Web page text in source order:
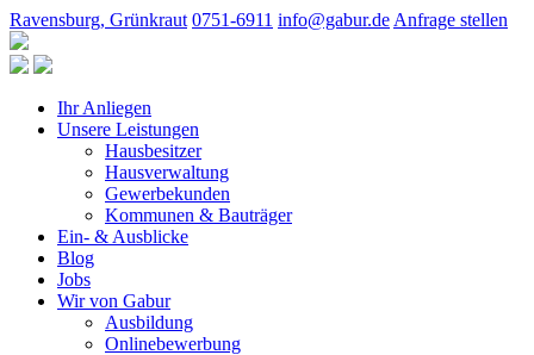
Ravensburg, Grünkraut 0751-6911 info@gabur.de Anfrage stellen
Ihr Anliegen
Unsere Leistungen
Hausbesitzer
Hausverwaltung
Gewerbekunden
Kommunen & Bauträger
Ein- & Ausblicke
Blog
Jobs
Wir von Gabur
Ausbildung
Onlinebewerbung